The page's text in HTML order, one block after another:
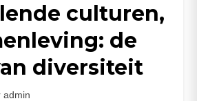
culturen,
de
diversiteit
admin